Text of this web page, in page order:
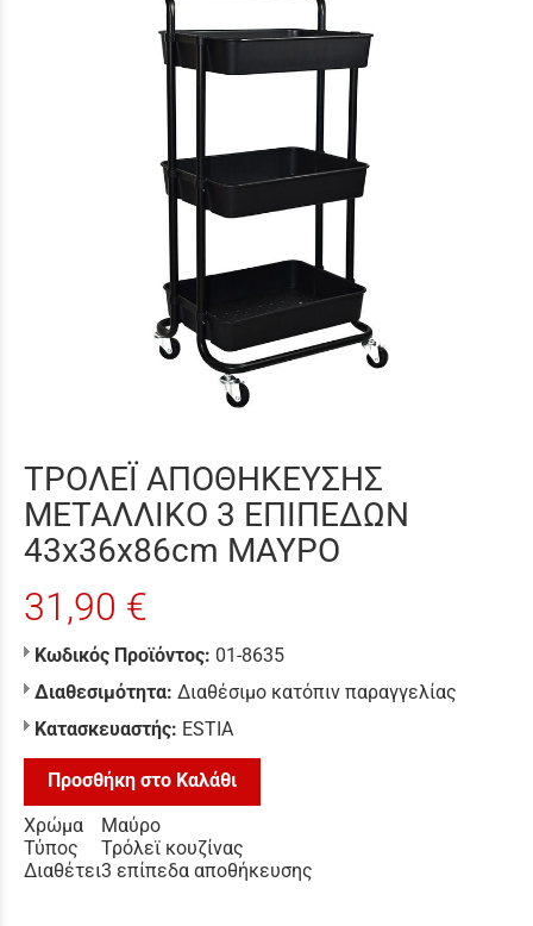
ΤΡΟΛΕΪ ΑΠΟΘΗΚΕΥΣΗΣ
ΜΕΤΑΛΛΙΚΟ 3 ΕΠΙΠΕΔΩΝ
43x36x86cm ΜΑΥΡΟ
31,90 €
Κωδικός Προϊόντος: 01-8635
Διαθεσιμότητα: Διαθέσιμο κατόπιν παραγγελίας
Κατασκευαστής: ESTIA
Προσθήκη στο Καλάθι
Χρώμα
Μαύρο
Τύπος
Τρόλεϊ κουζίνας
Διαθέτει3 επίπεδα αποθήκευσης